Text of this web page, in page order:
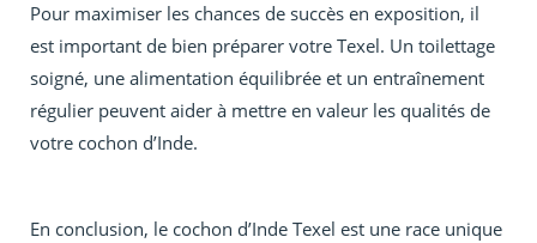
Pour maximiser les chances de succès en exposition, il
est important de bien préparer votre Texel. Un toilettage
soigné, une alimentation équilibrée et un entraînement
régulier peuvent aider à mettre en valeur les qualités de
votre cochon d’Inde.
En conclusion, le cochon d’Inde Texel est une race unique